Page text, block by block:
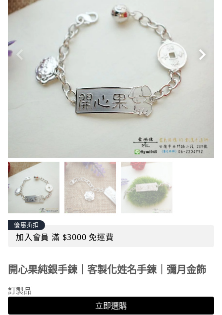
優惠折扣
加入會員 滿 $3000 免運費
開心果純銀手鍊｜客製化姓名手鍊｜彌月金飾
訂製品
立即選購